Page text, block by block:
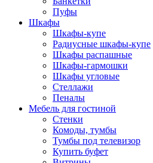
Пуфы
Шкафы
Шкафы-купе
Радиусные шкафы-купе
Шкафы распашные
Шкафы-гармошки
Шкафы угловые
Стеллажи
Пеналы
Мебель для гостиной
Стенки
Комоды, тумбы
Тумбы под телевизор
Купить буфет